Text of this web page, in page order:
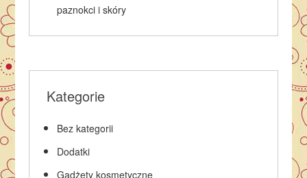
paznokci i skóry
Kategorie
Bez kategorii
Dodatki
Gadżety kosmetyczne